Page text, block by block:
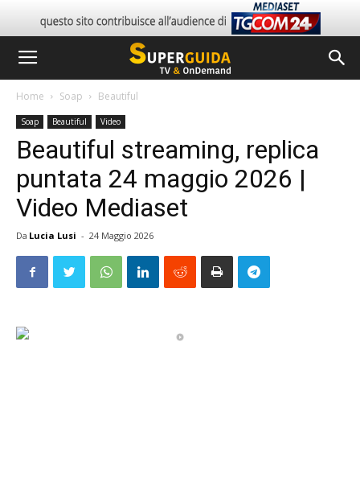
Home Soap Beautiful
Soap Beautiful Video
Beautiful streaming, replica
puntata 24 maggio 2026 |
Video Mediaset
Da Lucia Lusi - 24 Maggio 2026